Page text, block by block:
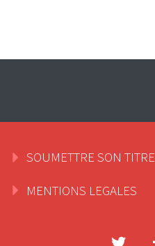
SOUMETTRE SON TITRE
MENTIONS LEGALES